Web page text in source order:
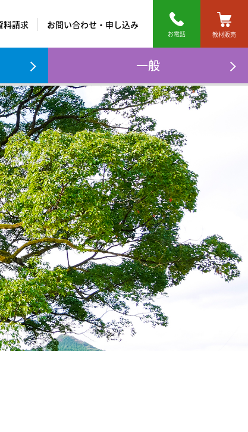
お電話 教材販売
料請求 お問い合わせ ・申し込み
一般
東進衛星予備校